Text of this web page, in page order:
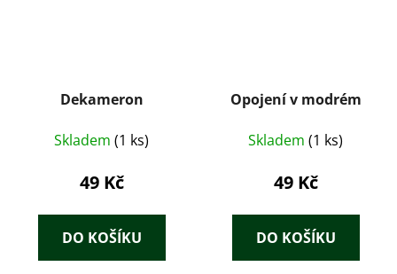
Dekameron
Skladem (1 ks)
49 Kč
DO KOŠÍKU
Opojení v modrém
Skladem (1 ks)
49 Kč
DO KOŠÍKU